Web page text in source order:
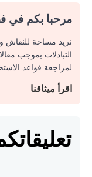
مرحبا بكم في
نريد مساحة للنقاش
التبادلات بموجب
لمراجعة قواعد
اقرأ ميثاقنا